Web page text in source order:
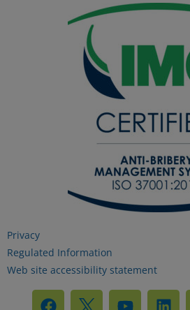
Privacy
Regulated Information
Web site accessibility statement